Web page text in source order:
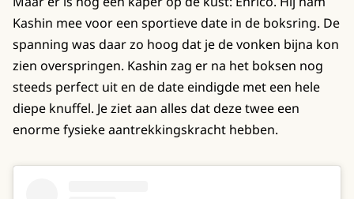
Kashin mee voor een sportieve date in de boksring. De
spanning was daar zo hoog dat je de vonken bijna kon
zien overspringen. Kashin zag er na het boksen nog
steeds perfect uit en de date eindigde met een hele
diepe knuffel. Je ziet aan alles dat deze twee een
enorme fysieke aantrekkingskracht hebben.